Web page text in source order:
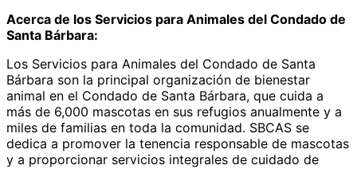
Acerca de los Servicios para Animales del Condado de
Santa Bárbara:
Los Servicios para Animales del Condado de Santa
Bárbara son la principal organización de bienestar
animal en el Condado de Santa Bárbara, que cuida a
más de 6,000 mascotas en sus refugios anualmente y a
miles de familias en toda la comunidad. SBCAS se
dedica a promover la tenencia responsable de mascotas
y a proporcionar servicios integrales de cuidado de